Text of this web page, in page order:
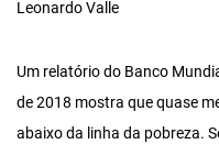
Leonardo Valle
Um relatório do Banco
de 2018 mostra que quase
abaixo da linha da pobreza.